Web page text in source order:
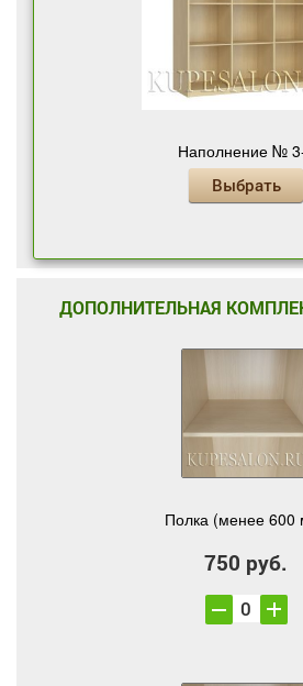
Наполнение №
Выбрать
ДОПОЛНИТЕЛЬНАЯ
Полка (менее 600
750 руб.